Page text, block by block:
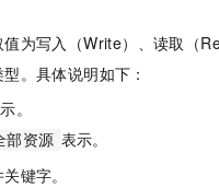
为写入（Write）、读取（
。具体说明如下：
。
部资源 表示。
键字。
务平台百炼-智能体
地构建企业级 Agent
台 PAI